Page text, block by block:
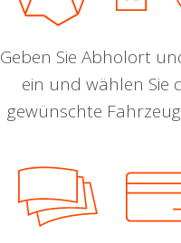
Geben Sie Abholort
ein und wählen Sie
gewünschte